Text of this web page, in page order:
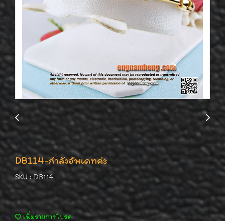
DB114-กำลังอัพเดทค่ะ
SKU : DB114
เพิ่มรายการโปรด